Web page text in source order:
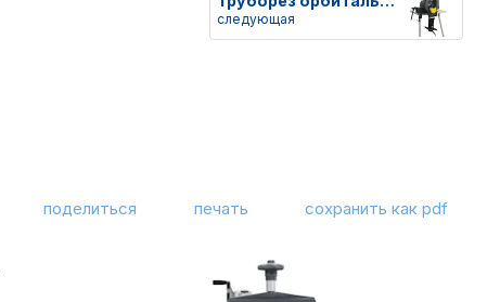
следующая
поделиться печать сохранить как pdf